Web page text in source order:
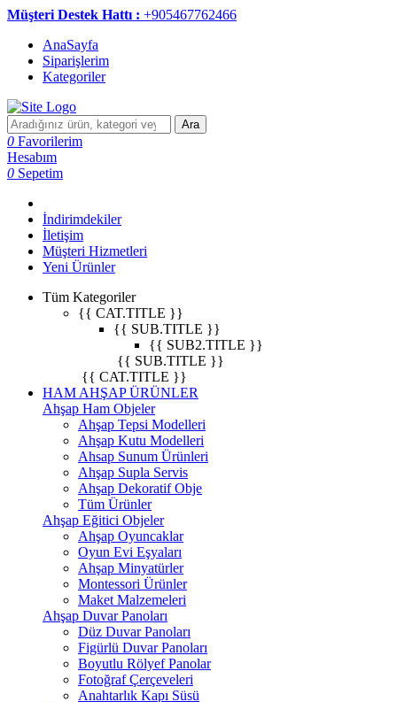
Müşteri Destek Hattı : +905467762466
AnaSayfa
Siparişlerim
Kategoriler
Ara
0 Favorilerim
Hesabım
0 Sepetim
İndirimdekiler
İletişim
Müşteri Hizmetleri
Yeni Ürünler
Tüm Kategoriler
{{ CAT.TITLE }}
{{ SUB.TITLE }}
{{ SUB2.TITLE }}
{{ SUB.TITLE }}
{{ CAT.TITLE }}
HAM AHŞAP ÜRÜNLER
Ahşap Ham Objeler
Ahşap Tepsi Modelleri
Ahşap Kutu Modelleri
Ahsap Sunum Ürünleri
Ahşap Supla Servis
Ahşap Dekoratif Obje
Tüm Ürünler
Ahşap Eğitici Objeler
Ahşap Oyuncaklar
Oyun Evi Eşyaları
Ahşap Minyatürler
Montessori Ürünler
Maket Malzemeleri
Ahşap Duvar Panoları
Düz Duvar Panoları
Figürlü Duvar Panoları
Boyutlu Rölyef Panolar
Fotoğraf Çerçeveleri
Anahtarlık Kapı Süsü